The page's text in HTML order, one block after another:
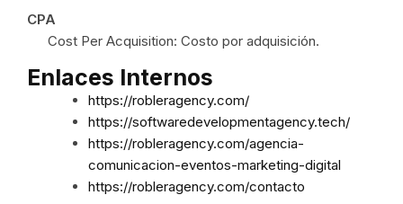
CPA
Cost Per Acquisition: Costo por adquisición.
Enlaces Internos
https://robleragency.com/
https://softwaredevelopmentagency.tech/
https://robleragency.com/agencia-
comunicacion-eventos-marketing-digital
https://robleragency.com/contacto